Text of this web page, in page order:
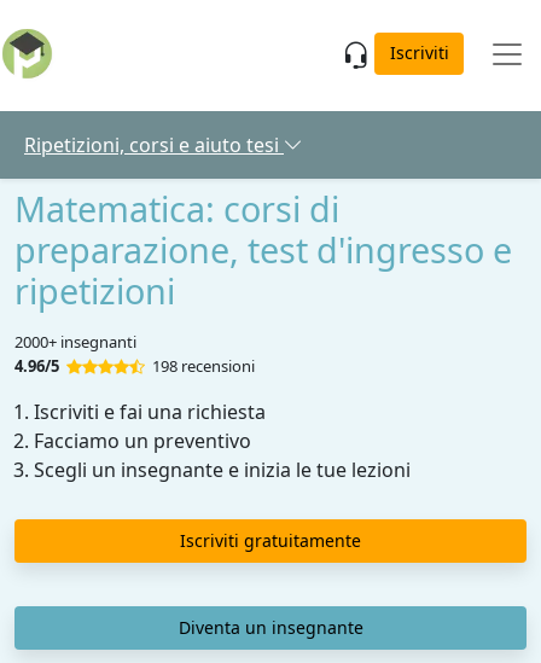
Iscriviti
Ripetizioni, corsi e aiuto tesi
Matematica: corsi di
preparazione, test d'ingresso e
ripetizioni
2000+ insegnanti
4.96/5
198 recensioni
Iscriviti e fai una richiesta
Facciamo un preventivo
Scegli un insegnante e inizia le tue lezioni
Iscriviti gratuitamente
Diventa un insegnante